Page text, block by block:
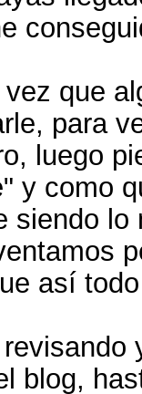
que
para
luego
y como
siendo
así
blog,